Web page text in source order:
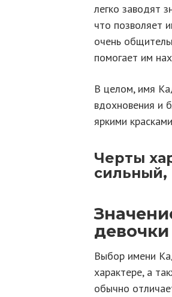
легко заводят
что позволяет
очень
помогает им
В целом, имя
вдохновения и
яркими
Черты
девочки
Выбор имени
характере, а
обычно